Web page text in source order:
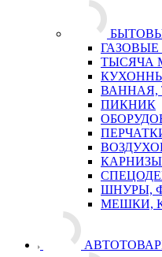
ТЫСЯЧА
ВАННАЯ,
ПИКНИК
ШНУРЫ,
МЕШКИ,